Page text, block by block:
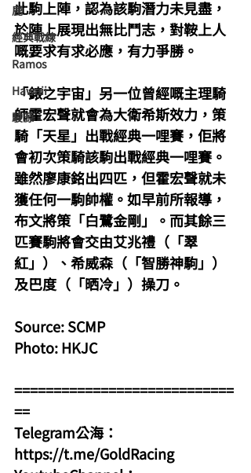
鹿
經典戰線
Ramos
Hawaii
駿源
此駒上陣，認為該駒潛力未見盡，
於陣上展現出無比鬥志，對鞍上人
嘅要求有求必應，有力爭勝。
「錶之宇宙」另一位曾經嘅主理騎
師霍宏聲就會為大衛希斯效力，策
騎「天星」出戰經典一哩賽，佢將
會初次策騎該駒出戰經典一哩賽。
雖然廖康銘出四匹，但霍宏聲就未
獲任何一駒帥權。如早前所報導，
布文將策「白鷺金剛」。而其餘三
匹賽駒將會交由艾兆禮（「翠
紅」）、希威森（「智勝神駒」）
及巴度（「晒冷」）操刀。
Source: SCMP
Photo: HKJC
============================
==
Telegram公海：
https://t.me/GoldRacing